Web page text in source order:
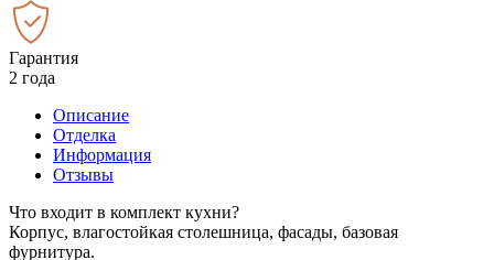
Гарантия
2 года
Описание
Отделка
Информация
Отзывы
Что входит в комплект кухни?
Корпус, влагостойкая столешница, фасады, базовая
фурнитура.